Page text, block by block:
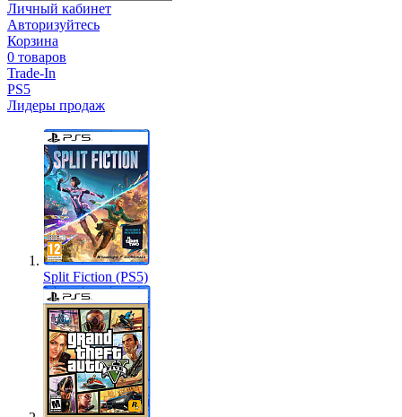
Личный кабинет
Авторизуйтесь
Корзина
0 товаров
Trade-In
PS5
Лидеры продаж
Split Fiction (PS5)